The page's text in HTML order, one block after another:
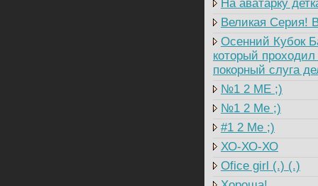
На аватарку
Великая Серия!
Осенний Кубок
который
покорный слуга
№1 2 ME ;)
№1 2 Me ;)
#1 2 Me ;)
ХО-ХО-ХО
Ofice girl (.) (.)